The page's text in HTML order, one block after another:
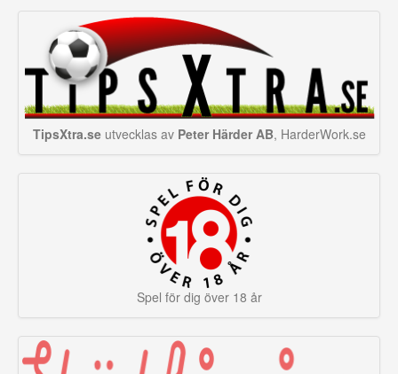
TipsXtra.seutvecklas av Peter Härder AB, HarderWork.se
Spel för dig över 18 år